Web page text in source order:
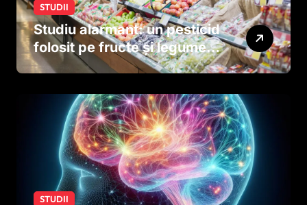
STUDII
Studiu alarmant: un pesticid
folosit pe fructe și legume
ar putea afecta dezvoltarea
dinainte de naștere
STUDII